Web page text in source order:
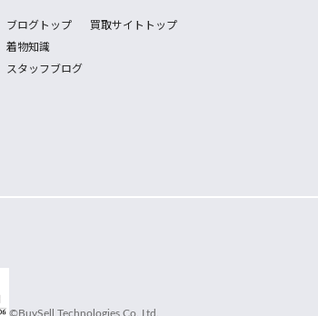
ブログトップ
着物知識
スタッフブログ
買取サイトトップ
©BuySell Technologies Co.,Ltd.